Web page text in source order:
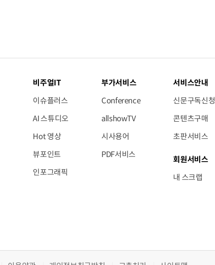
비주얼IT
이슈플러스
AI 스튜디오
Hot 영상
뷰포인트
인포그래픽
부가서비스
Conference
allshowTV
시사용어
PDF서비스
서비스안내
신문구독신청
콘텐츠구매
초판서비스
회원서비스
내 스크랩